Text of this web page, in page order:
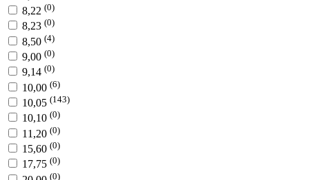
8,22 (0)
8,23 (0)
8,50 (4)
9,00 (0)
9,14 (0)
10,00 (6)
10,05 (143)
10,10 (0)
11,20 (0)
15,60 (0)
17,75 (0)
(0)